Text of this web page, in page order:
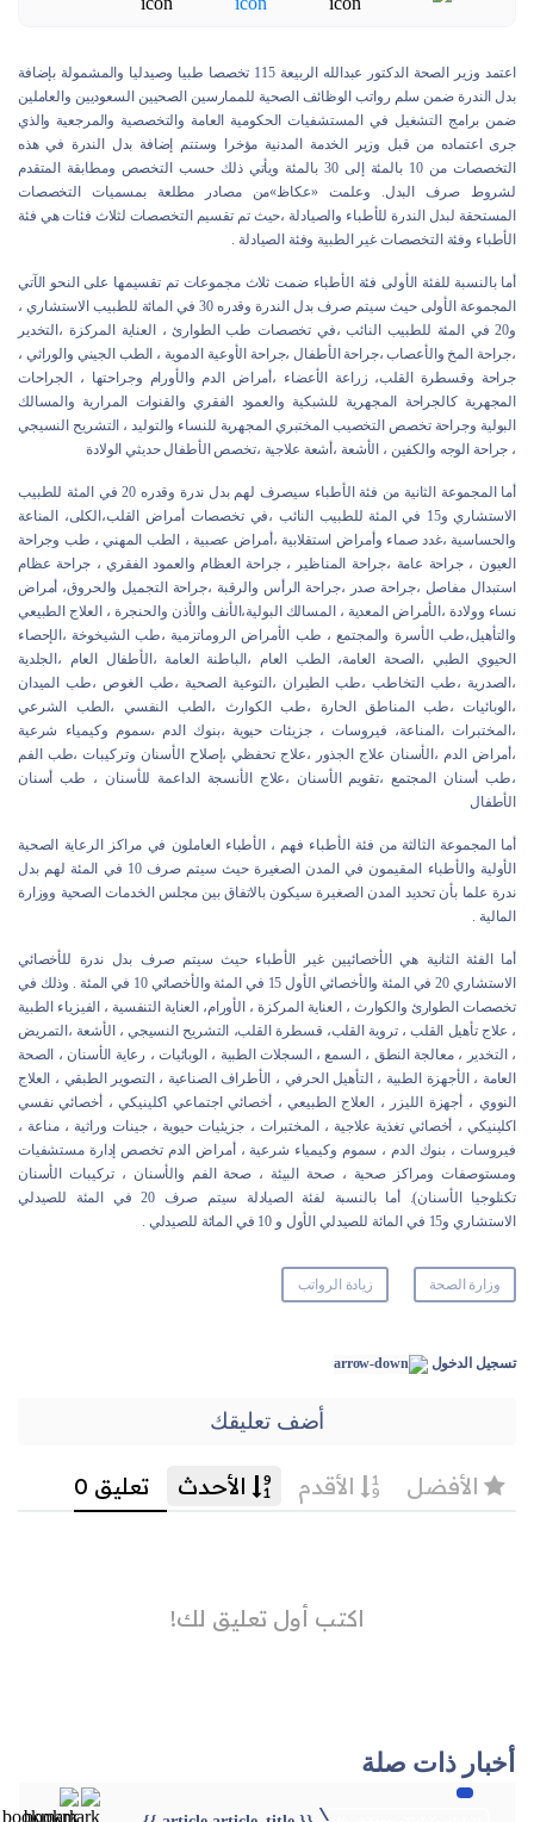
اعتمد وزير الصحة الدكتور عبدالله الربيعة 115 تخصصا طبيا وصيدليا والمشمولة بإضافة
بدل الندرة ضمن سلم رواتب الوظائف الصحية للممارسين الصحيين السعوديين والعاملين
ضمن برامج التشغيل في المستشفيات الحكومية العامة والتخصصية والمرجعية والذي
جرى اعتماده من قبل وزير الخدمة المدنية مؤخرا وستتم إضافة بدل الندرة في هذه
التخصصات من 10 بالمئة إلى 30 بالمئة ويأتي ذلك حسب التخصص ومطابقة المتقدم
لشروط صرف البدل. وعلمت «عكاظ»من مصادر مطلعة بمسميات التخصصات
المستحقة لبدل الندرة للأطباء والصيادلة ،حيث تم تقسيم التخصصات لثلاث فئات هي فئة
الأطباء وفئة التخصصات غير الطبية وفئة الصيادلة .
أما بالنسبة للفئة الأولى فئة الأطباء ضمت ثلاث مجموعات تم تقسيمها على النحو الآتي
المجموعة الأولى حيث سيتم صرف بدل الندرة وقدره 30 في المائة للطبيب الاستشاري ،
و20 في المئة للطبيب النائب ،في تخصصات طب الطوارئ ، العناية المركزة ،التخدير
،جراحة المخ والأعصاب ،جراحة الأطفال ،جراحة الأوعية الدموية ، الطب الجيني والوراثي ،
جراحة وقسطرة القلب، زراعة الأعضاء ،أمراض الدم والأورام وجراحتها ، الجراحات
المجهرية كالجراحة المجهرية للشبكية والعمود الفقري والقنوات المرارية والمسالك
البولية وجراحة تخصص التخصيب المختبري المجهرية للنساء والتوليد ، التشريح النسيجي
، جراحة الوجه والكفين ، الأشعة ،أشعة علاجية ،تخصص الأطفال حديثي الولادة
أما المجموعة الثانية من فئة الأطباء سيصرف لهم بدل ندرة وقدره 20 في المئة للطبيب
الاستشاري و15 في المئة للطبيب النائب ،في تخصصات أمراض القلب،الكلى، المناعة
والحساسية ،غدد صماء وأمراض استقلابية ،أمراض عصبية ، الطب المهني ، طب وجراحة
العيون ، جراحة عامة ،جراحة المناظير ، جراحة العظام والعمود الفقري ، جراحة عظام
استبدال مفاصل ،جراحة صدر ،جراحة الرأس والرقبة ،جراحة التجميل والحروق، أمراض
نساء وولادة ،الأمراض المعدية ، المسالك البولية،الأنف والأذن والحنجرة ، العلاج الطبيعي
والتأهيل،طب الأسرة والمجتمع ، طب الأمراض الروماتزمية ،طب الشيخوخة ،الإحصاء
الحيوي الطبي ،الصحة العامة، الطب العام ،الباطنة العامة ،الأطفال العام ،الجلدية
،الصدرية ،طب التخاطب ،طب الطيران ،التوعية الصحية ،طب الغوص ،طب الميدان
،الوبائيات ،طب المناطق الحارة ،طب الكوارث ،الطب النفسي ،الطب الشرعي
،المختبرات ،المناعة، فيروسات ، جزيئات حيوية ،بنوك الدم ،سموم وكيمياء شرعية
،أمراض الدم ،الأسنان علاج الجذور ،علاج تحفظي ،إصلاح الأسنان وتركيبات ،طب الفم
،طب أسنان المجتمع ،تقويم الأسنان ،علاج الأنسجة الداعمة للأسنان ، طب أسنان
الأطفال
أما المجموعة الثالثة من فئة الأطباء فهم ، الأطباء العاملون في مراكز الرعاية الصحية
الأولية والأطباء المقيمون في المدن الصغيرة حيث سيتم صرف 10 في المئة لهم بدل
ندرة علما بأن تحديد المدن الصغيرة سيكون بالاتفاق بين مجلس الخدمات الصحية ووزارة
المالية .
أما الفئة الثانية هي الأخصائيين غير الأطباء حيث سيتم صرف بدل ندرة للأخصائي
الاستشاري 20 في المئة والأخصائي الأول 15 في المئة والأخصائي 10 في المئة . وذلك في
تخصصات الطوارئ والكوارث ، العناية المركزة ، الأورام، العناية التنفسية ، الفيزياء الطبية
، علاج تأهيل القلب ، تروية القلب، قسطرة القلب، التشريح النسيجي ، الأشعة ،التمريض
، التخدير ، معالجة النطق ، السمع ، السجلات الطبية ، الوبائيات ، رعاية الأسنان ، الصحة
العامة ، الأجهزة الطبية ، التأهيل الحرفي ، الأطراف الصناعية ، التصوير الطبقي ، العلاج
النووي ، أجهزة الليزر ، العلاج الطبيعي ، أخصائي اجتماعي اكلينيكي ، أخصائي نفسي
اكلينيكي ، أخصائي تغذية علاجية ، المختبرات ، جزيئيات حيوية ، جينات وراثية ، مناعة ،
فيروسات ، بنوك الدم ، سموم وكيمياء شرعية ، أمراض الدم تخصص إدارة مستشفيات
ومستوصفات ومراكز صحية ، صحة البيئة ، صحة الفم والأسنان ، تركيبات الأسنان
تكنلوجيا الأسنان). أما بالنسبة لفئة الصيادلة سيتم صرف 20 في المئة للصيدلي
الاستشاري و15 في المائة للصيدلي الأول و 10 في المائة للصيدلي .
وزارة الصحة زيادة الرواتب
تسجيل الدخول
أضف تعليقك
أخبار ذات صلة